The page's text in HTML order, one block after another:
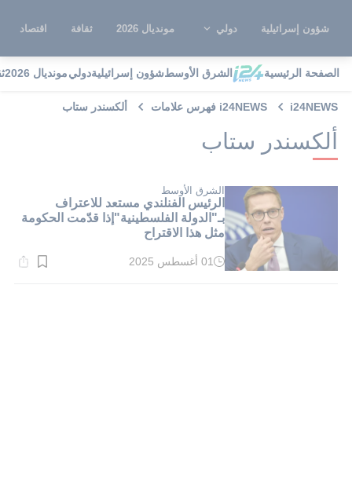
شؤون إسرائيلية دولي مونديال 2026 ثقافة اقتصاد
الصفحة الرئيسية الشرق الأوسطشؤون إسرائيليةدوليمونديال 2026
i24NEWS i24NEWS فهرس علامات ألكسندر ستاب
ألكسندر ستاب
الشرق الأوسط
الرئيس الفنلندي مستعد للاعتراف
بـ"الدولة الفلسطينية"إذا قدّمت الحكومة
مثل هذا الاقتراح
وقت
01 أغسطس 2025